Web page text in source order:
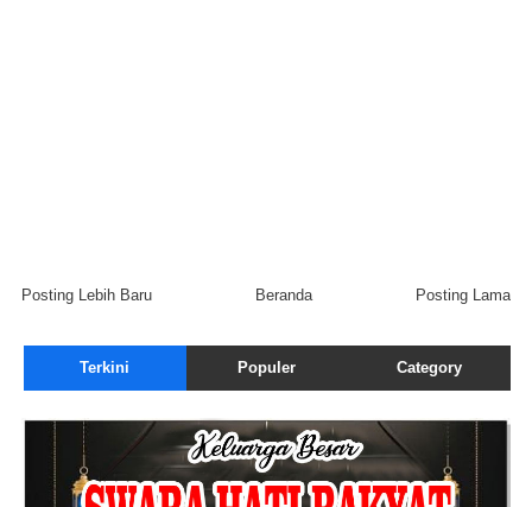
Posting Lebih Baru Posting Lama
Beranda
Terkini Populer Category